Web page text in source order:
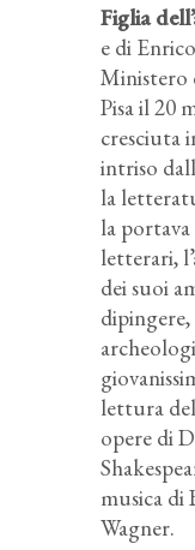
Figlia
e di
Ministero
Pisa il 20
cresciuta
intriso
la
la
letterari,
dei suoi
lettura
opere di
musica di
Wagner.